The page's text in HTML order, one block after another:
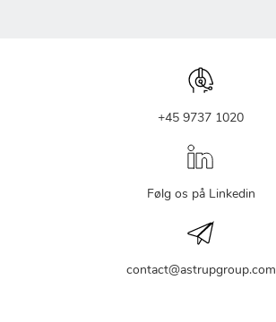
+45 9737 1020
Følg os på Linkedin
contact@astrupgroup.com